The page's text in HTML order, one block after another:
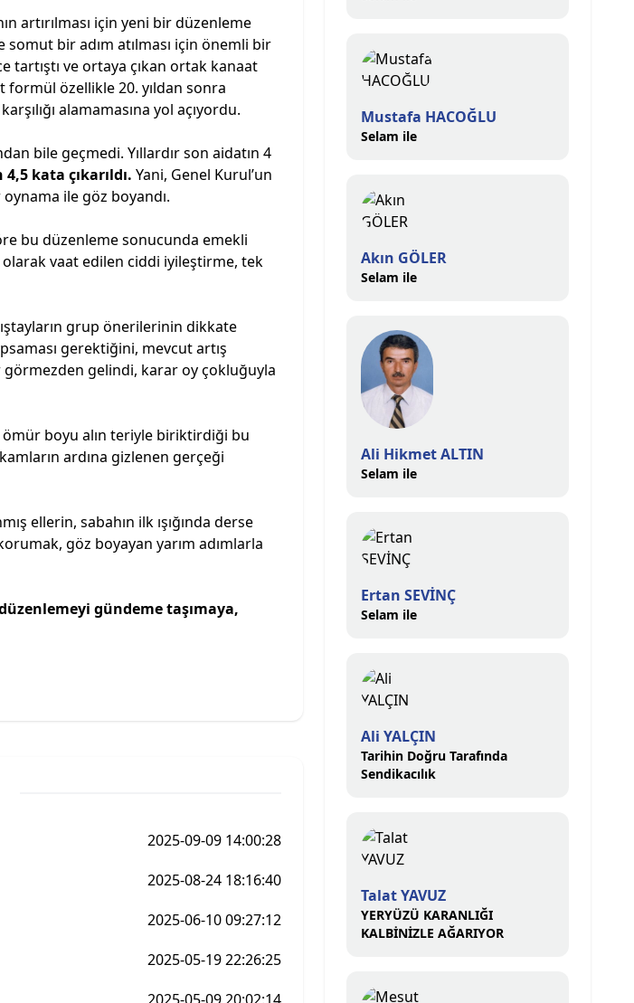
artırılması için yeni bir düzenleme
somut bir adım atılması için önemli bir
tartıştı ve ortaya çıkan ortak kanaat
formül özellikle 20. yıldan sonra
alamamasına yol açıyordu.
bile geçmedi. Yıllardır son aidatın 4
kata çıkarıldı. Yani, Genel Kurul’un
ile göz boyandı.
bu düzenleme sonucunda emekli
olarak vaat edilen ciddi iyileştirme, tek
grup önerilerinin dikkate
gerektiğini, mevcut artış
görmezden gelindi, karar oy çokluğuyla
boyu alın teriyle biriktirdiği bu
ardına gizlenen gerçeği
ellerin, sabahın ilk ışığında derse
göz boyayan yarım adımlarla
gündeme taşımaya,
2025-09-09 14:00:28
2025-08-24 18:16:40
2025-06-10 09:27:12
2025-05-19 22:26:25
Mustafa HACOĞLU
Selam ile
Akın GÖLER
Selam ile
Ali Hikmet ALTIN
Selam ile
Ertan SEVİNÇ
Selam ile
Ali YALÇIN
Tarihin Doğru Tarafında
Sendikacılık
Talat YAVUZ
YERYÜZÜ KARANLIĞI
KALBİNİZLE AĞARIYOR